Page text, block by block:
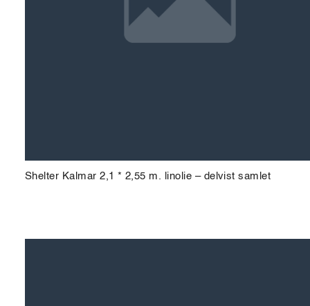
Shelter Kalmar 2,1 * 2,55 m. linolie – delvist samlet